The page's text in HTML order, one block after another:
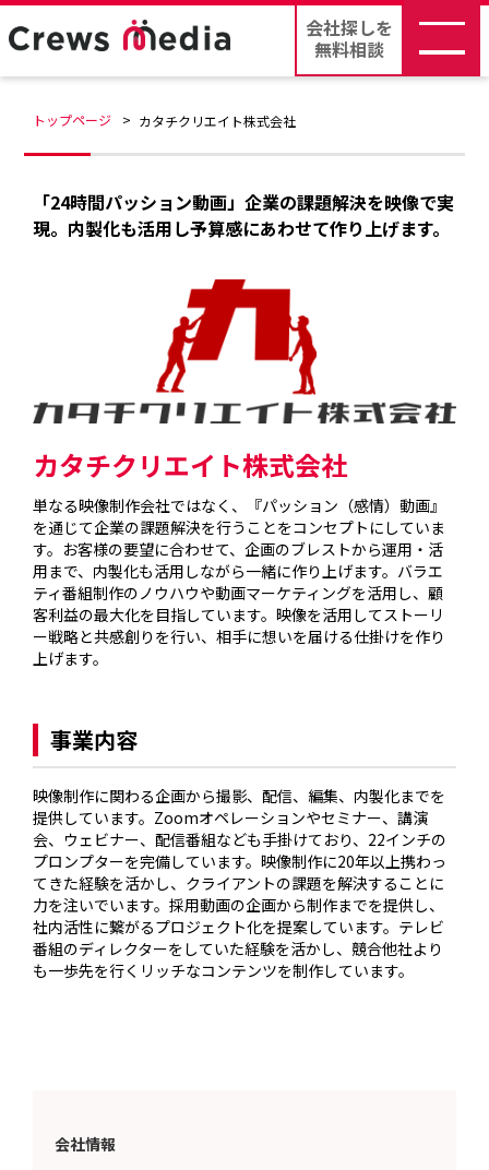
会社探しを
無料相談
トップページ カタチクリエイト株式会社
「24時間パッション動画」企業の課題解決を映像で実
現。内製化も活用し予算感にあわせて作り上げます。
カタチクリエイト株式会社
単なる映像制作会社ではなく、『パッション（感情）動画』
を通じて企業の課題解決を行うことをコンセプトにしていま
す。お客様の要望に合わせて、企画のブレストから運用・活
用まで、内製化も活用しながら一緒に作り上げます。バラエ
ティ番組制作のノウハウや動画マーケティングを活用し、顧
客利益の最大化を目指しています。映像を活用してストーリ
ー戦略と共感創りを行い、相手に想いを届ける仕掛けを作り
上げます。
事業内容
映像制作に関わる企画から撮影、配信、編集、内製化までを
提供しています。Zoomオペレーションやセミナー、講演
会、ウェビナー、配信番組なども手掛けており、22インチの
プロンプターを完備しています。映像制作に20年以上携わっ
てきた経験を活かし、クライアントの課題を解決することに
力を注いでいます。採用動画の企画から制作までを提供し、
社内活性に繋がるプロジェクト化を提案しています。テレビ
番組のディレクターをしていた経験を活かし、競合他社より
も一歩先を行くリッチなコンテンツを制作しています。
会社情報